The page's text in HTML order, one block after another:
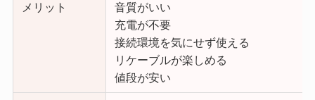
メリット
音質がいい
充電が不要
接続環境を気にせず使える
リケーブルが楽しめる
値段が安い